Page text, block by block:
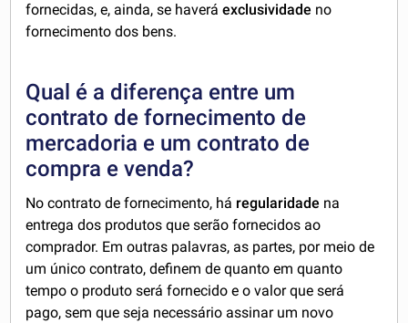
fornecidas, e, ainda, se haveráexclusividade no
fornecimento dos bens.
Qual é a diferença entre um
contrato de fornecimento de
mercadoria e um contrato de
compra e venda?
No contrato de fornecimento, há regularidade na
entrega dos produtos que serão fornecidos ao
comprador. Em outras palavras, as partes, por meio de
um único contrato, definem de quanto em quanto
tempo o produto será fornecido e o valor que será
pago, sem que seja necessário assinar um novo